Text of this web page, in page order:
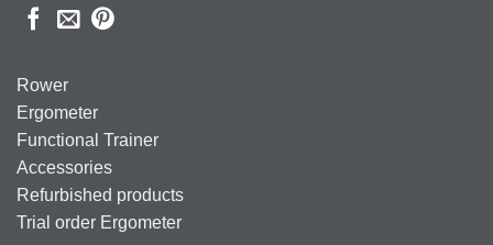
Rower
Ergometer
Functional Trainer
Accessories
Refurbished products
Trial order Ergometer